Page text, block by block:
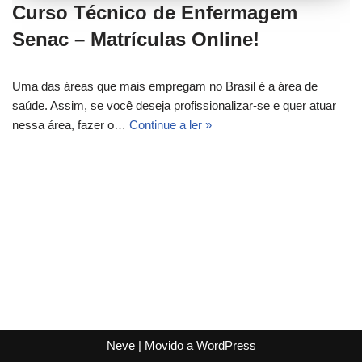
Curso Técnico de Enfermagem
Senac – Matrículas Online!
Uma das áreas que mais empregam no Brasil é a área de
saúde. Assim, se você deseja profissionalizar-se e quer atuar
nessa área, fazer o… Continue a ler »
Neve| Movido a WordPress